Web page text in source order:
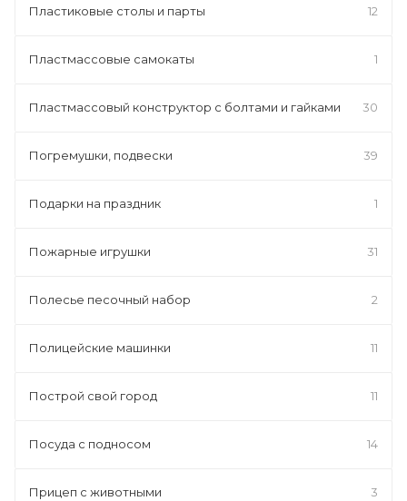
Пластиковые столы и парты 12
Пластмассовые самокаты 1
Пластмассовый конструктор с болтами и гайками 30
Погремушки, подвески 39
Подарки на праздник 1
Пожарные игрушки 31
Полесье песочный набор 2
Полицейские машинки 11
Построй свой город 11
Посуда с подносом 14
Прицеп с животными 3